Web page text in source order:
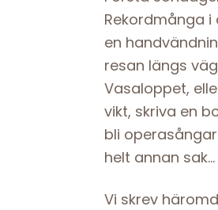
Rekordmånga
en
resan längs
Vasaloppet,
vikt, skriva en
bli
helt annan sak…
Vi skrev